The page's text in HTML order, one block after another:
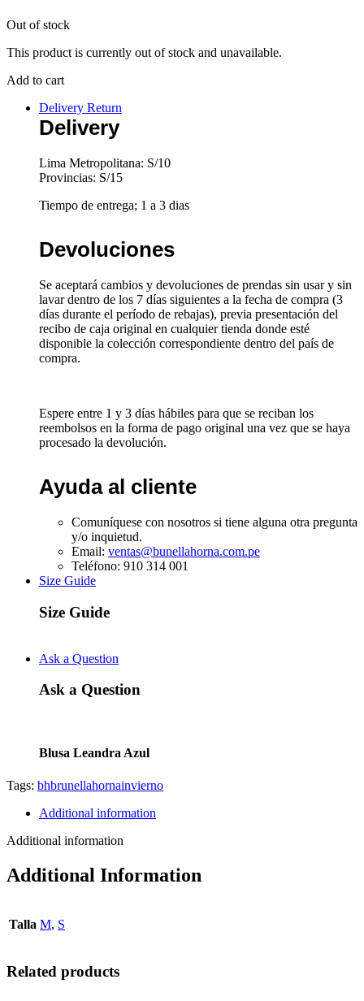
Out of stock
This product is currently out of stock and unavailable.
Add to cart
Delivery Return
Delivery
Lima Metropolitana: S/10
Provincias: S/15
Tiempo de entrega; 1 a 3 dias
Devoluciones
Se aceptará cambios y devoluciones de prendas sin usar y sin
lavar dentro de los 7 días siguientes a la fecha de compra (3
días durante el período de rebajas), previa presentación del
recibo de caja original en cualquier tienda donde esté
disponible la colección correspondiente dentro del país de
compra.
Espere entre 1 y 3 días hábiles para que se reciban los
reembolsos en la forma de pago original una vez que se haya
procesado la devolución.
Ayuda al cliente
Comuníquese con nosotros si tiene alguna otra pregunta
y/o inquietud.
Email: ventas@bunellahorna.com.pe
Teléfono: 910 314 001
Size Guide
Size Guide
Ask a Question
Ask a Question
Blusa Leandra Azul
Tags: bhbrunellahornainvierno
Additional information
Additional information
Additional Information
Talla M, S
Related products